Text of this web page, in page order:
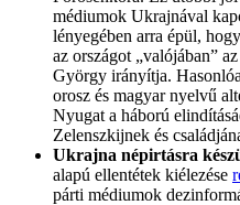
médiumok Ukrajnával
lényegében arra épül,
az országot „valójában”
György irányítja.
orosz és magyar nyelvű
Nyugat a háború
Zelenszkijnek és
Ukrajna népirtásra
alapú ellentétek kiélezése
párti médiumok